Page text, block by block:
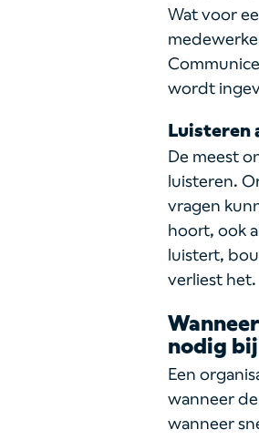
Wat voor
wordt
Luisteren
De meest
luisteren.
vragen
hoort, ook
luistert,
verliest het.
nodig
Een
wanneer
wanneer